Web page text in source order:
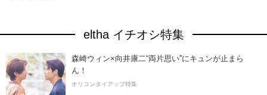
eltha イチオシ特集
森崎ウィン×向井康二“両片思い”にキュンが止まら
ん！
オリコンタイアップ特集